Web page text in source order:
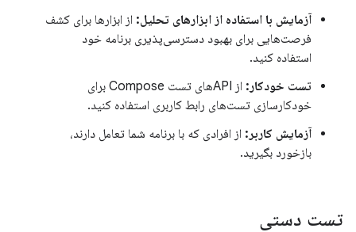
آزمایش با استفاده از ابزارهای تحلیل: از ابزارها برای کشف
فرصت‌هایی برای بهبود دسترسی‌پذیری برنامه خود
استفاده کنید.
تست خودکار:
از APIهای تست Compose برای
خودکارسازی تست‌های رابط کاربری استفاده کنید.
آزمایش کاربر: از افرادی که با برنامه شما تعامل دارند،
بازخورد بگیرید.
تست دستی